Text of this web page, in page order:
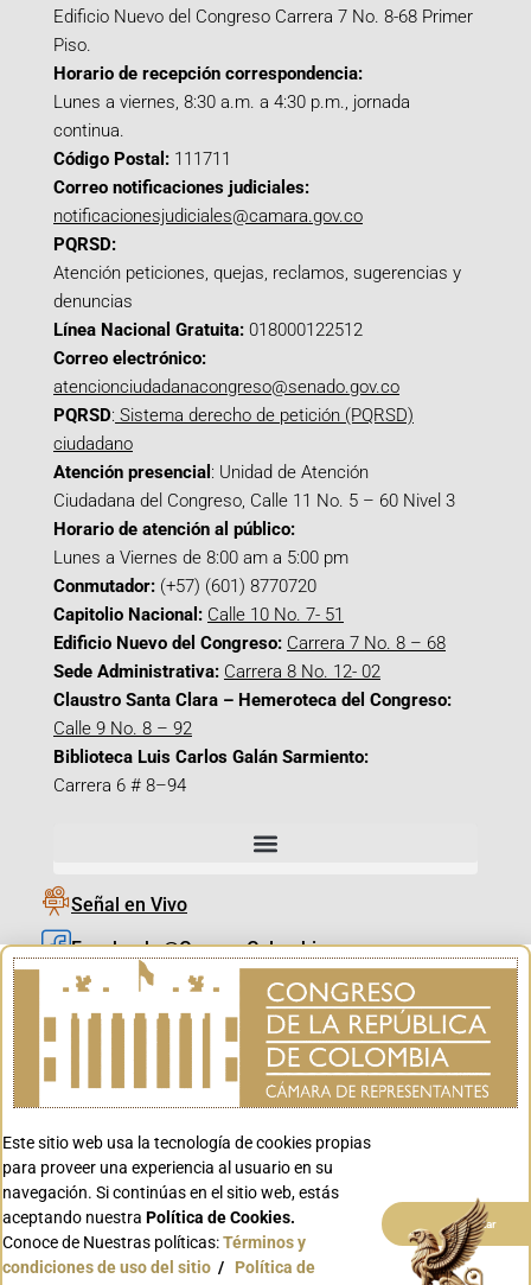
Edificio Nuevo del Congreso Carrera 7 No. 8-68 Primer
Piso.
Horario de recepción correspondencia:
Lunes a viernes, 8:30 a.m. a 4:30 p.m., jornada
continua.
Código Postal: 111711
Correo notificaciones judiciales:
notificacionesjudiciales@camara.gov.co
PQRSD:
Atención peticiones, quejas, reclamos, sugerencias y
denuncias
Línea Nacional Gratuita: 018000122512
Correo electrónico:
atencionciudadanacongreso@senado.gov.co
PQRSD: Sistema derecho de petición (PQRSD)
ciudadano
Atención presencial : Unidad de Atención
Ciudadana del Congreso, Calle 11 No. 5 – 60 Nivel 3
Horario de atención al público:
Lunes a Viernes de 8:00 am a 5:00 pm
Conmutador: (+57) (601) 8770720
Capitolio Nacional: Calle 10 No. 7- 51
Edificio Nuevo del Congreso: Carrera 7 No. 8 – 68
Sede Administrativa: Carrera 8 No. 12- 02
Claustro Santa Clara – Hemeroteca del Congreso:
Calle 9 No. 8 – 92
Biblioteca Luis Carlos Galán Sarmiento:
Carrera 6 # 8–94
Señal en Vivo
Facebook_@CamaraColombia
Instagram_@CamaraColombia
X_@CamaraColombia
Youtube_@CamaraColombia
Youtube_@CanalCongreso
Conoce GOV.CO
Este sitio web usa la tecnología de cookies propias
para proveer una experiencia al usuario en su
navegación. Si continúas en el sitio web, estás
aceptando nuestra Política de Cookies.
Conoce de Nuestras políticas:Términos y
condiciones de uso del sitio / Política de
Aceptar